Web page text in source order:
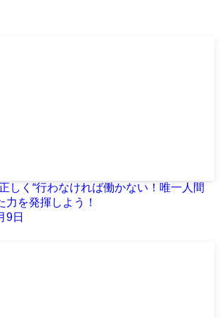
しく“行わなければ働かない！唯一人間
力を発揮しよう！
9日